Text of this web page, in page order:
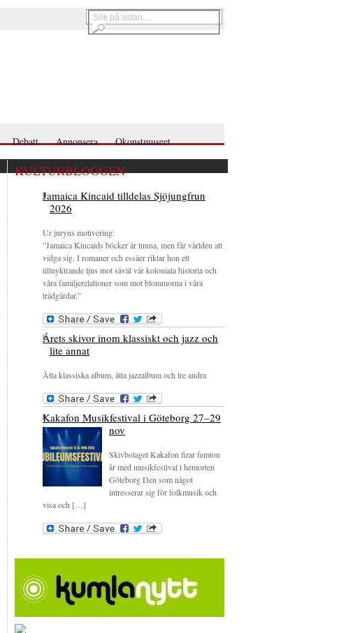
Debatt Annonsera Okonstmuseet
KULTURBLOGGEN
Jamaica Kincaid tilldelas Sjöjungfrun
2026
Ur juryns motivering:
”Jamaica Kincaids böcker är tunna, men får världen att
vidga sig. I romaner och essäer riktar hon ett
tillnyktrande ljus mot såväl vår koloniala historia och
våra familjerelationer som mot blommorna i våra
trädgårdar.”
Årets skivor inom klassiskt och jazz och
lite annat
Åtta klassiska album, åtta jazzalbum och tre andra
Kakafon Musikfestival i Göteborg 27–29
nov
Skivbolaget Kakafon firar femton
år med musikfestival i hemorten
Göteborg Den som något
intresserar sig för folkmusik och
visa och […]